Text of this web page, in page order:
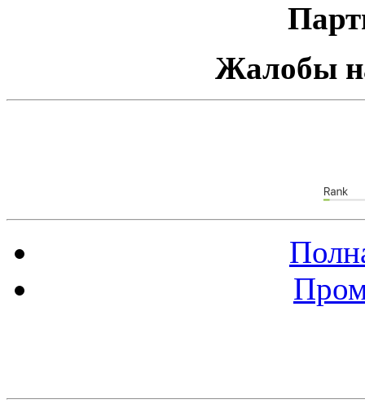
Жалобы